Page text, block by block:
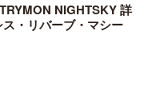
NIGHTSKY 詳
・リバーブ・マシー